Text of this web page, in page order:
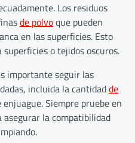
Los residuos
de polvoque pueden
en las superficies. Esto
o tejidos oscuros.
importante seguir las
incluida la cantidadde
Siempre pruebe en
la compatibilidad